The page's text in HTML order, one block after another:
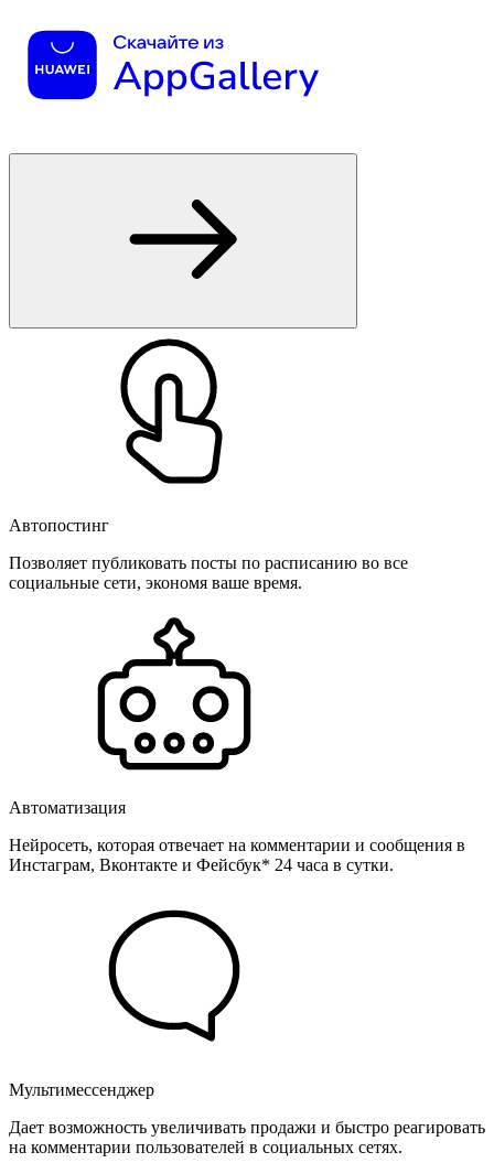
Автопостинг
Позволяет публиковать посты по расписанию во все
социальные сети, экономя ваше время.
Автоматизация
Нейросеть, которая отвечает на комментарии и сообщения в
Инстаграм, Вконтакте и Фейсбук* 24 часа в сутки.
Мультимессенджер
Дает возможность увеличивать продажи и быстро реагировать
на комментарии пользователей в социальных сетях.